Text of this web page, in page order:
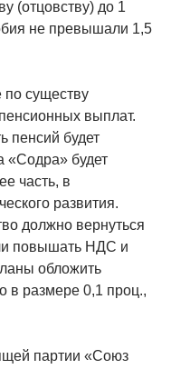
(отцовству) до 1
не превышали 1,5
существу
выплат.
пенсий будет
«Содра» будет
часть, в
развития.
должно вернуться
повышать НДС и
обложить
в размере 0,1 проц.,
партии «Союз